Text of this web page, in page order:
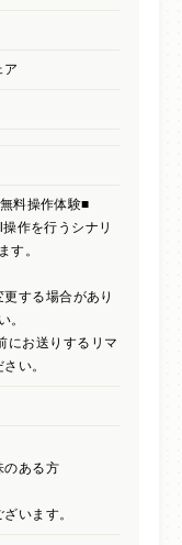
ア
料操作体験■
作を行うシナリ
す。
する場合があり
。
にお送りするリマ
い。
のある方
います。